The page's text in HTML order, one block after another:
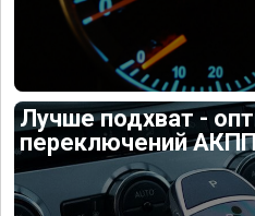
Лучше подхват -
переключений